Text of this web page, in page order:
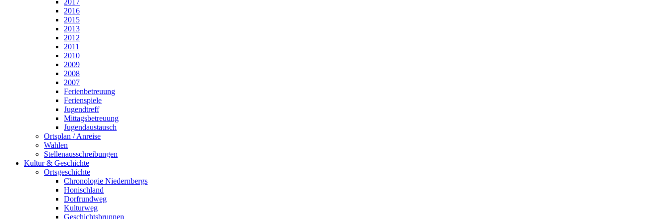
2017
2016
2015
2013
2012
2011
2010
2009
2008
2007
Ferienbetreuung
Ferienspiele
Jugendtreff
Mittagsbetreuung
Jugendaustausch
Ortsplan / Anreise
Wahlen
Stellenausschreibungen
Kultur & Geschichte
Ortsgeschichte
Chronologie Niedernbergs
Honischland
Dorfrundweg
Kulturweg
Geschichtsbrunnen